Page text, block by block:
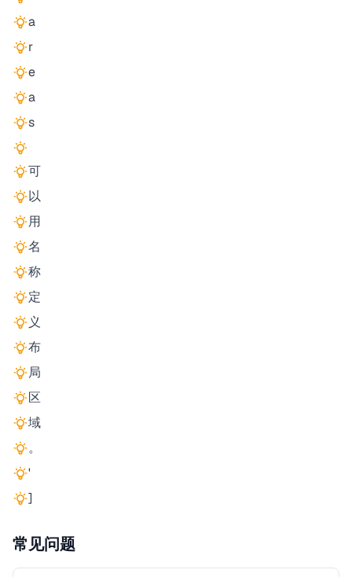
a
r
e
a
s
可
以
用
名
称
定
义
布
局
区
域
。
'
]
常见问题